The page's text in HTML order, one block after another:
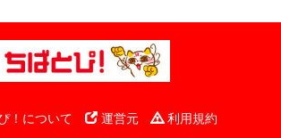
！について 運営元
利用規約